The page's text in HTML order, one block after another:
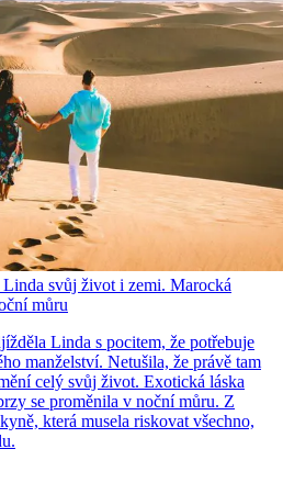
svůj život i zemi. Marocká
můru
Linda s pocitem, že potřebuje
manželství. Netušila, že právě tam
celý svůj život. Exotická láska
se proměnila v noční můru. Z
která musela riskovat všechno,